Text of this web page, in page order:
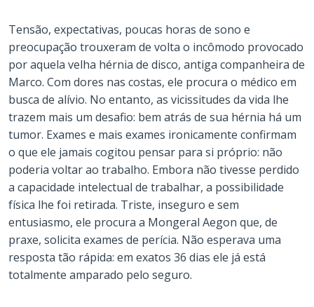
Tensão, expectativas, poucas horas de sono e
preocupação trouxeram de volta o incômodo provocado
por aquela velha hérnia de disco, antiga companheira de
Marco. Com dores nas costas, ele procura o médico em
busca de alívio. No entanto, as vicissitudes da vida lhe
trazem mais um desafio: bem atrás de sua hérnia há um
tumor. Exames e mais exames ironicamente confirmam
o que ele jamais cogitou pensar para si próprio: não
poderia voltar ao trabalho. Embora não tivesse perdido
a capacidade intelectual de trabalhar, a possibilidade
física lhe foi retirada. Triste, inseguro e sem
entusiasmo, ele procura a Mongeral Aegon que, de
praxe, solicita exames de perícia. Não esperava uma
resposta tão rápida: em exatos 36 dias ele já está
totalmente amparado pelo seguro.